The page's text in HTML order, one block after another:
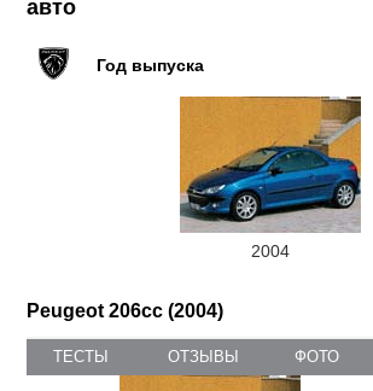
авто
Год выпуска
2004
Peugeot 206cc (2004)
ТЕСТЫ ОТЗЫВЫ ФОТО